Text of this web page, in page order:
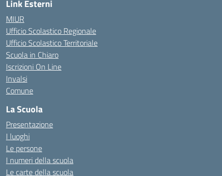
Link Esterni
MIUR
Ufficio Scolastico Regionale
Ufficio Scolastico Territoriale
Scuola in Chiaro
Iscrizioni On Line
Invalsi
Comune
La Scuola
Presentazione
I luoghi
Le persone
I numeri della scuola
Le carte della scuola